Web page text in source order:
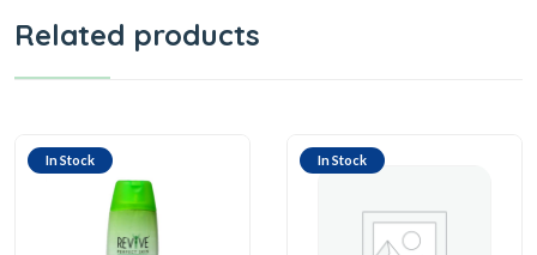
Related products
In Stock In Stock